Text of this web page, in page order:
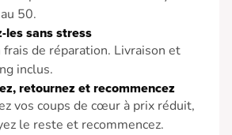
50.
les sans stress
frais de réparation. Livraison et
inclus.
retournez et recommencez
vos coups de cœur à prix réduit,
le reste et recommencez.